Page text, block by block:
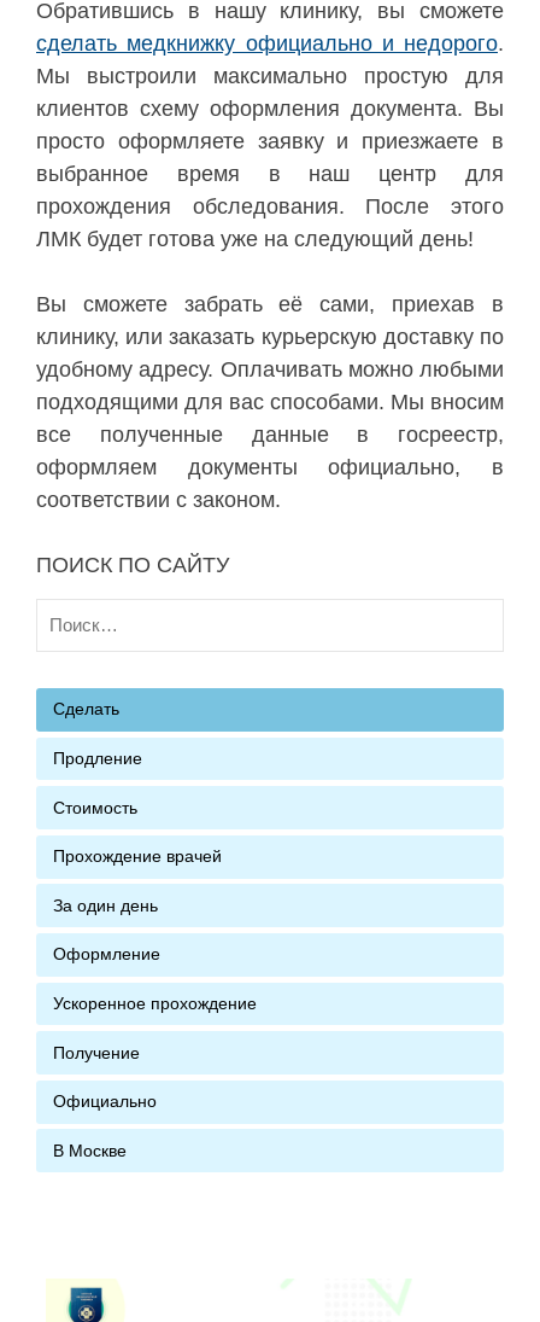
Обратившись в нашу клинику, вы сможете
сделать медкнижку официально и недорого.
Мы выстроили максимально простую для
клиентов схему оформления документа. Вы
просто оформляете заявку и приезжаете в
выбранное время в наш центр для
прохождения обследования. После этого
ЛМК будет готова уже на следующий день!
Вы сможете забрать её сами, приехав в
клинику, или заказать курьерскую доставку по
удобному адресу. Оплачивать можно любыми
подходящими для вас способами. Мы вносим
все полученные данные в госреестр,
оформляем документы официально, в
соответствии с законом.
ПОИСК ПО САЙТУ
Сделать
Продление
Стоимость
Прохождение врачей
За один день
Оформление
Ускоренное прохождение
Получение
Официально
В Москве